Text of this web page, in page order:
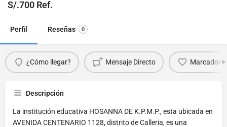
S/.700 Ref.
Perfil Reseñas 0
¿Cómo llegar? Mensaje Directo Marcador
Descripción
La institución educativa HOSANNA DE K.P.M.P., esta ubicada en
AVENIDA CENTENARIO 1128, distrito de Calleria, es una